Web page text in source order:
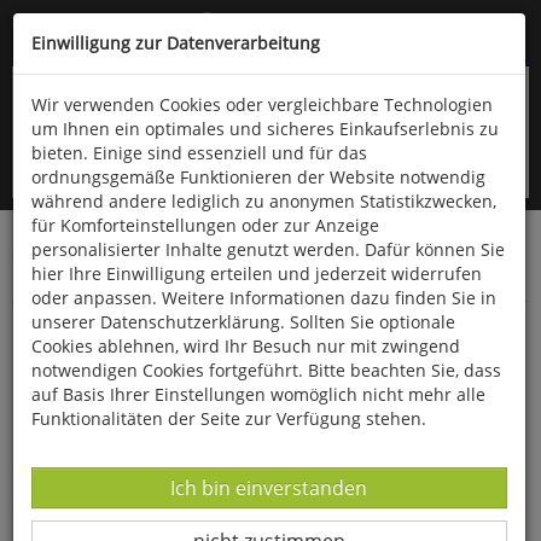
Kompletten Head der Seite überspringen
oder (06766) 9323-960
Startseite Bücher Downloads
Zeitschriften
Der Falke
Was uns Gewölle verraten
Einwilligung zur Datenverarbeitung
Wir verwenden Cookies oder vergleichbare Technologien
um Ihnen ein optimales und sicheres Einkaufserlebnis zu
bieten. Einige sind essenziell und für das
ordnungsgemäße Funktionieren der Website notwendig
während andere lediglich zu anonymen Statistikzwecken,
für Komforteinstellungen oder zur Anzeige
personalisierter Inhalte genutzt werden. Dafür können Sie
hier Ihre Einwilligung erteilen und jederzeit widerrufen
oder anpassen. Weitere Informationen dazu finden Sie in
unserer Datenschutzerklärung. Sollten Sie optionale
Cookies ablehnen, wird Ihr Besuch nur mit zwingend
notwendigen Cookies fortgeführt. Bitte beachten Sie, dass
auf Basis Ihrer Einstellungen womöglich nicht mehr alle
Funktionalitäten der Seite zur Verfügung stehen.
Datenverarbeitung -
Ich bin einverstanden